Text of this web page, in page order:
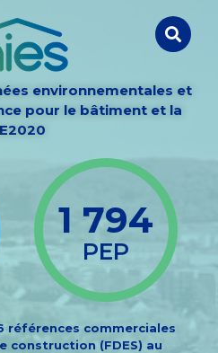
environnementales et
pour le bâtiment et la
1 794
PEP
références commerciales
construction (FDES) au